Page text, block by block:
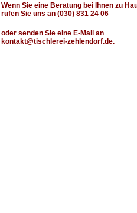
Wenn Sie eine Beratung bei Ihnen zu
rufen Sie uns an (030) 831 24 06
oder senden Sie eine E-Mail an
kontakt@tischlerei-zehlendorf.de.